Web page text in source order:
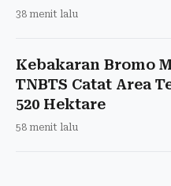
38 menit lalu
Kebakaran Bromo
TNBTS Catat Area
520 Hektare
58 menit lalu